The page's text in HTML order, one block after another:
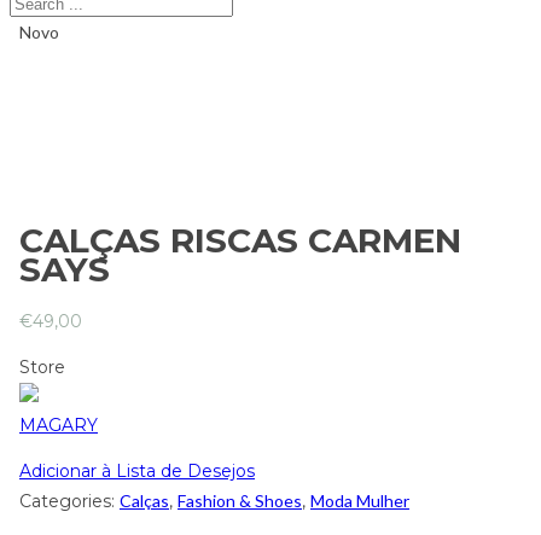
Novo
CALÇAS RISCAS CARMEN
SAYS
€49,00
Store
MAGARY
Adicionar à Lista de Desejos
Categories: Calças, Fashion & Shoes, Moda Mulher